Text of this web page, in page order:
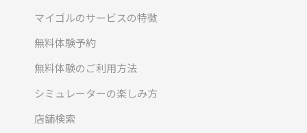
マイゴルのサービスの特徴
無料体験予約
無料体験のご利用方法
シミュレーターの楽しみ方
店舗検索